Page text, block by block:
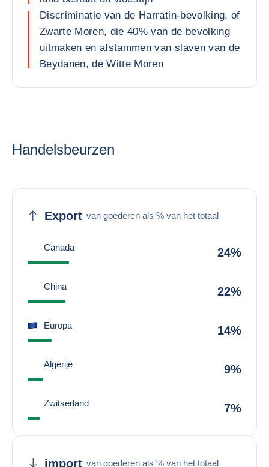
Discriminatie van de Harratin-bevolking, of
Zwarte Moren, die 40% van de bevolking
uitmaken en afstammen van slaven van de
Beydanen, de Witte Moren
Handelsbeurzen
Export van goederen als % van het totaal
Canada 24%
China 22%
Europa 14%
Algerije 9%
Zwitserland 7%
import van goederen als % van het totaal